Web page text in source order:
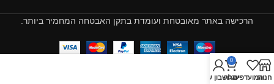
הרכישה באתר מאובטחת ועומדת בתקן האבטחה המחמיר ביותר.
חנותהמועדפים
0
עגלה
החשבון שלי